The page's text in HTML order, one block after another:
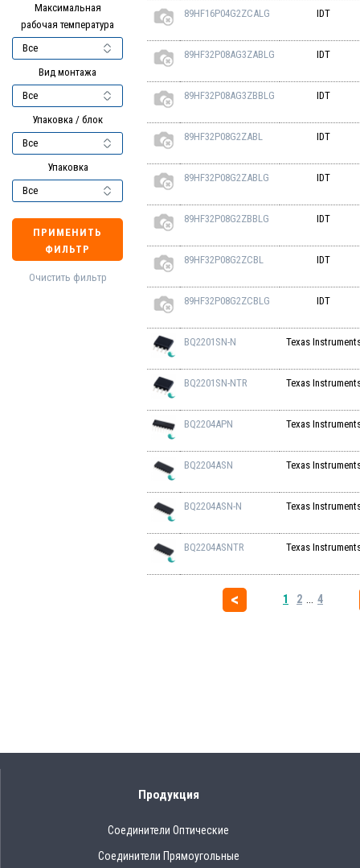
Максимальная
рабочая температура
Вид монтажа
Упаковка / блок
Упаковка
ПРИМЕНИТЬ
ФИЛЬТР
Очистить фильтр
89HF16P04G2ZCALG IDT
89HF32P08AG3ZABLG IDT
89HF32P08AG3ZBBLG IDT
89HF32P08G2ZABL IDT
89HF32P08G2ZABLG IDT
89HF32P08G2ZBBLG IDT
89HF32P08G2ZCBL IDT
89HF32P08G2ZCBLG IDT
BQ2201SN-N Texas
BQ2201SN-NTR Texas
BQ2204APN Texas
BQ2204ASN Texas
BQ2204ASN-N Texas
BQ2204ASNTR Texas
1 2 4
Продукция
Соединители Оптические
Соединители Прямоугольные